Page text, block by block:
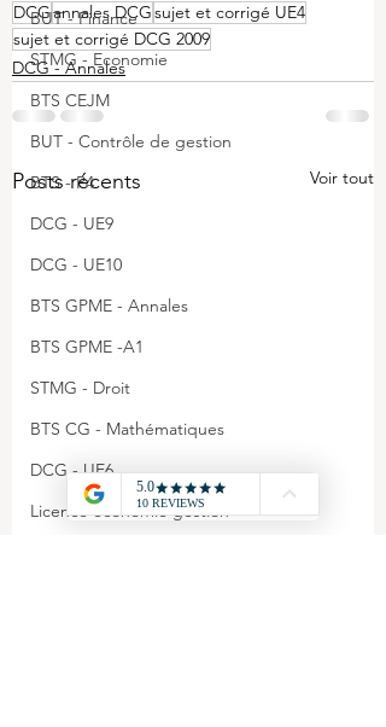
BUT - Finance
STMG - Economie
BTS CEJM
BUT - Contrôle de gestion
BTS - P4
DCG - UE9
DCG - UE10
BTS GPME - Annales
BTS GPME -A1
STMG - Droit
BTS CG - Mathématiques
DCG - UE6
Licence économie gestion
DCGannales DCGsujet et corrigé UE4
sujet et corrigé DCG 2009
DCG - Annales
Posts récents Voir tout